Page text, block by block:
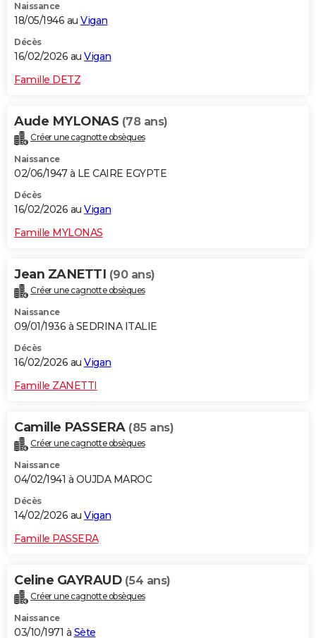
Naissance
18/05/1946 au Vigan
Décès
16/02/2026 au Vigan
Famille DETZ
Aude MYLONAS (78 ans)
Créer une cagnotte obsèques
Naissance
02/06/1947 à LE CAIRE EGYPTE
Décès
16/02/2026 au Vigan
Famille MYLONAS
Jean ZANETTI (90 ans)
Créer une cagnotte obsèques
Naissance
09/01/1936 à SEDRINA ITALIE
Décès
16/02/2026 au Vigan
Famille ZANETTI
Camille PASSERA (85 ans)
Créer une cagnotte obsèques
Naissance
04/02/1941 à OUJDA MAROC
Décès
14/02/2026 au Vigan
Famille PASSERA
Celine GAYRAUD (54 ans)
Créer une cagnotte obsèques
Naissance
03/10/1971 à Sète